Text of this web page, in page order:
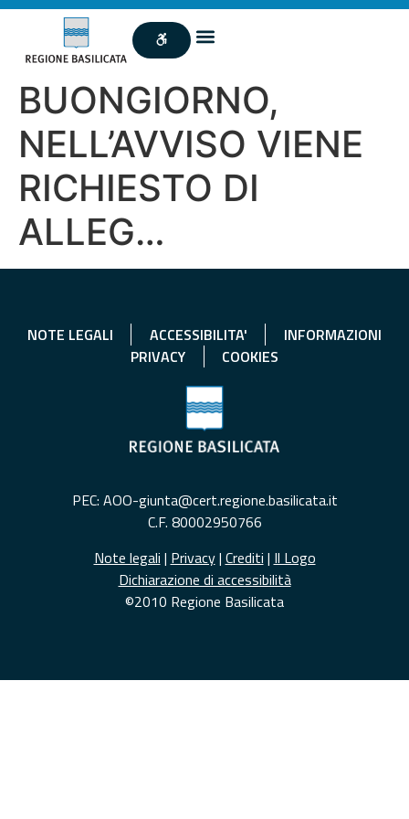
BUONGIORNO,
NELL’AVVISO VIENE
RICHIESTO DI
ALLEG…
NOTE LEGALI ACCESSIBILITA'
INFORMAZIONI
PRIVACY
COOKIES
PEC: AOO-giunta@cert.regione.basilicata.it
C.F. 80002950766
Note legali | Privacy| Crediti | Il Logo
Dichiarazione di accessibilità
©2010 Regione Basilicata